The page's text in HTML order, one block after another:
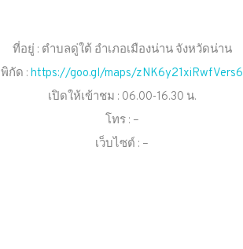
ที่อยู่ : ตำบลดู่ใต้ อำเภอเมืองน่าน จังหวัดน่าน
พิกัด : https://goo.gl/maps/zNK6y21xiRwfVers6
เปิดให้เข้าชม : 06.00-16.30 น.
โทร : –
เว็บไซต์ : –